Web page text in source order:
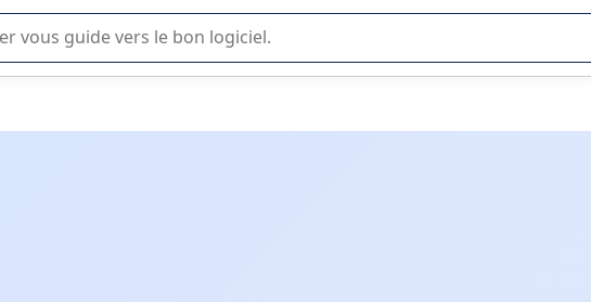
ou la sélection de logiciel SaaS en entreprise.